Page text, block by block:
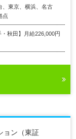
、東京、横浜、名古
点
・秋田】月給226,000円
ョン（東証